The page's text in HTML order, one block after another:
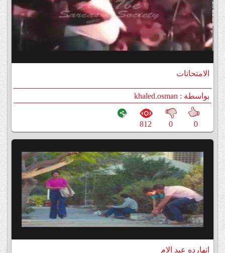
الامتحانات
بواسطة : khaled.osman
0
0
812
انهارده عيد الام